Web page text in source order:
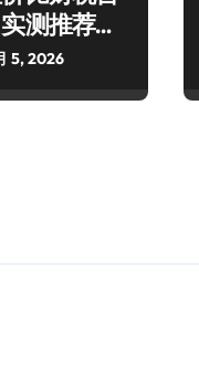
测推荐：
机构
5, 2026